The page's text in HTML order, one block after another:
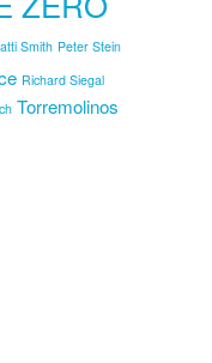
Smith Peter Stein
Richard Siegal
Torremolinos